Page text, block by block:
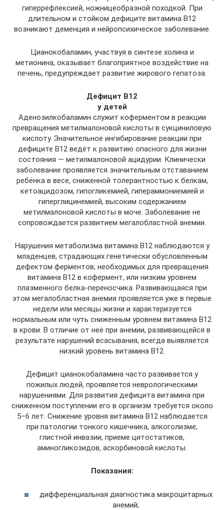
гиперрефлексией, ножницеобразной походкой. При
длительном и стойком дефиците витамина В12
возникают деменция и нейропсихическое заболевание.
Цианокобаламин, участвуя в синтезе холина и
метионина, оказывает благоприятное воздействие на
печень, предупреждает развитие жирового гепатоза.
Дефицит В12
у детей
Аденозилкобаламин служит коферментом в реакции
превращения метилмалоновой кислоты в сукциниловую
кислоту. Значительное ингибирование реакции при
дефиците В12 ведёт к развитию опасного для жизни
состояния — метилмалоновой ацидурии. Клинически
заболевание проявляется значительным отставанием
ребёнка в весе, сниженной толерантностью к белкам,
кетоацидозом, гипогликемией, гипераммониемией и
гиперглицинемией, высоким содержанием
метилмалоновой кислоты в моче. Заболевание не
сопровождается развитием мегалобластной анемии.
Нарушения метаболизма витамина В12 наблюдаются у
младенцев, страдающих генетически обусловленным
дефектом ферментов, необходимых для превращения
витамина В12 в кофермент, или низким уровнем
плазменного белка-переносчика. Развивающаяся при
этом мегалобластная анемия проявляется уже в первые
недели или месяцы жизни и характеризуется
нормальным или чуть сниженным уровнем витамина В12
в крови. В отличие от неё при анемии, развивающейся в
результате нарушений всасывания, всегда выявляется
низкий уровень витамина В12.
Дефицит цианокобаламина часто развивается у
пожилых людей, проявляется неврологическими
нарушениями. Для развития дефицита витамина при
сниженном поступлении его в организм требуется около
5–6 лет. Снижение уровня витамина В12 наблюдается
при патологии тонкого кишечника, алкоголизме,
глистной инвазии, приеме цитостатиков,
аминогликозидов, аскорбиновой кислоты.
Показания:
дифференциальная диагностика макроцитарных
анемий;